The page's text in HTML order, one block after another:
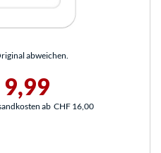
abweichen.
9,99
ab CHF 16,00